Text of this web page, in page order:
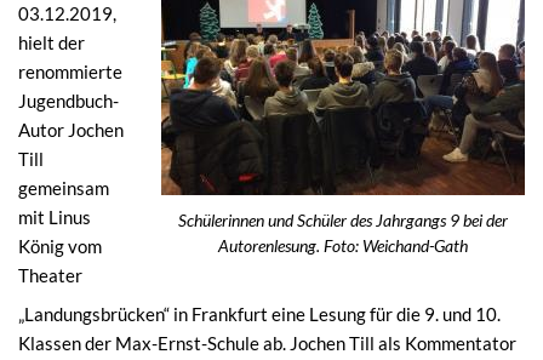
Schülerinnen und Schüler des Jahrgangs 9 bei der
Autorenlesung. Foto: Weichand-Gath
03.12.2019,
hielt der
renommierte
Jugendbuch-
Autor Jochen
Till
gemeinsam
mit Linus
König vom
Theater
„Landungsbrücken“ in Frankfurt eine Lesung für die 9. und 10.
Klassen der Max-Ernst-Schule ab. Jochen Till als Kommentator